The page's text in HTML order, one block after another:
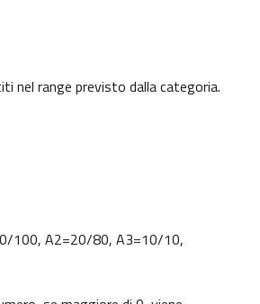
nel range previsto dalla categoria.
100, A2=20/80, A3=10/10,